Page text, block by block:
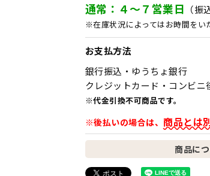
通常：４～７営業日 （振
※在庫状況によってはお時間をい
お支払方法
銀行振込・ゆうちょ銀行
クレジットカード・コンビニ
※代金引換不可商品です。
※後払いの場合は、 商品とは
商品に